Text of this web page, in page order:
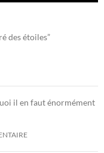
des étoiles”
il en faut énormément